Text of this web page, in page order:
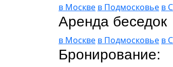
в Москве в Подмосковье в
Аренда беседок
в Москве в Подмосковье в
Бронирование: